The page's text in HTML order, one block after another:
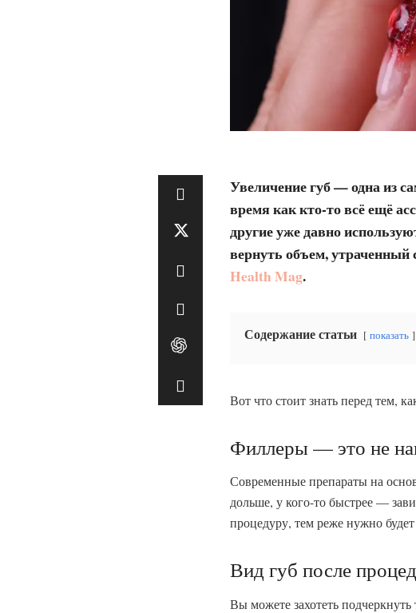
Увеличение губ — одна из
время как кто-то всё ещё
другие уже давно
вернуть объем, утраченный
Health Mag.
Содержание статьи показать
Вот что стоит знать перед тем,
Филлеры — это не
Современные препараты на
дольше, у кого-то быстрее —
процедуру, тем реже нужно будет
Вид губ после
Вы можете захотеть